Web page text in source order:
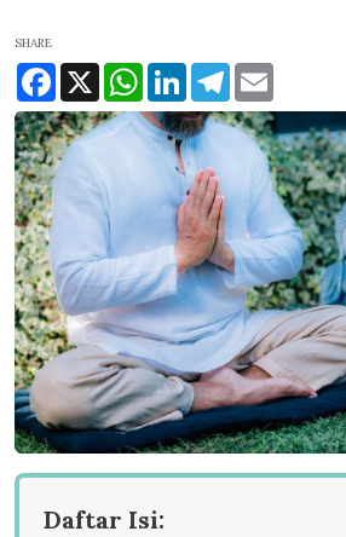
SHARE
Facebook
X WhatsApp
LinkedInTelegram
Daftar Isi: